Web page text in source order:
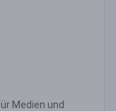
Medien und